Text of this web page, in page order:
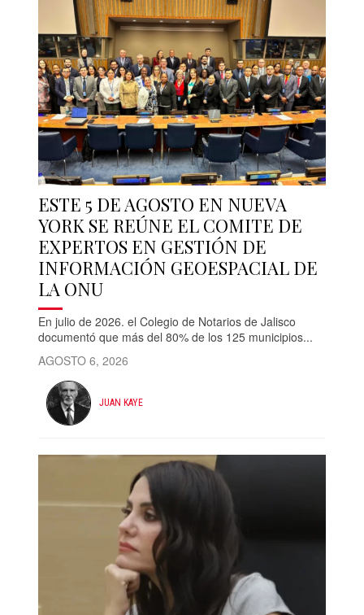
ESTE 5 DE AGOSTO EN NUEVA
YORK SE REÚNE EL COMITE DE
EXPERTOS EN GESTIÓN DE
INFORMACIÓN GEOESPACIAL DE
LA ONU
En julio de 2026. el Colegio de Notarios de Jalisco
documentó que más del 80% de los 125 municipios...
AGOSTO 6, 2026
JUAN KAYE